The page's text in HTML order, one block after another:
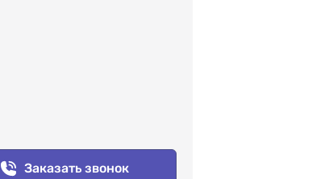
Заказать звонок